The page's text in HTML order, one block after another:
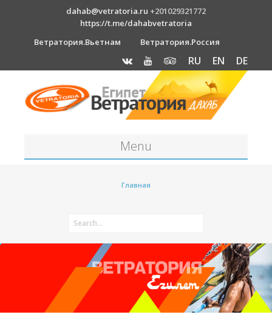
dahab@vetratoria.ru +201029321772
https://t.me/dahabvetratoria
Ветратория.Вьетнам
Ветратория.Россия
RU EN DE
Menu
Как к нам добраться?
Отель Canion
Прогноз погоды
Оборудование
Главная